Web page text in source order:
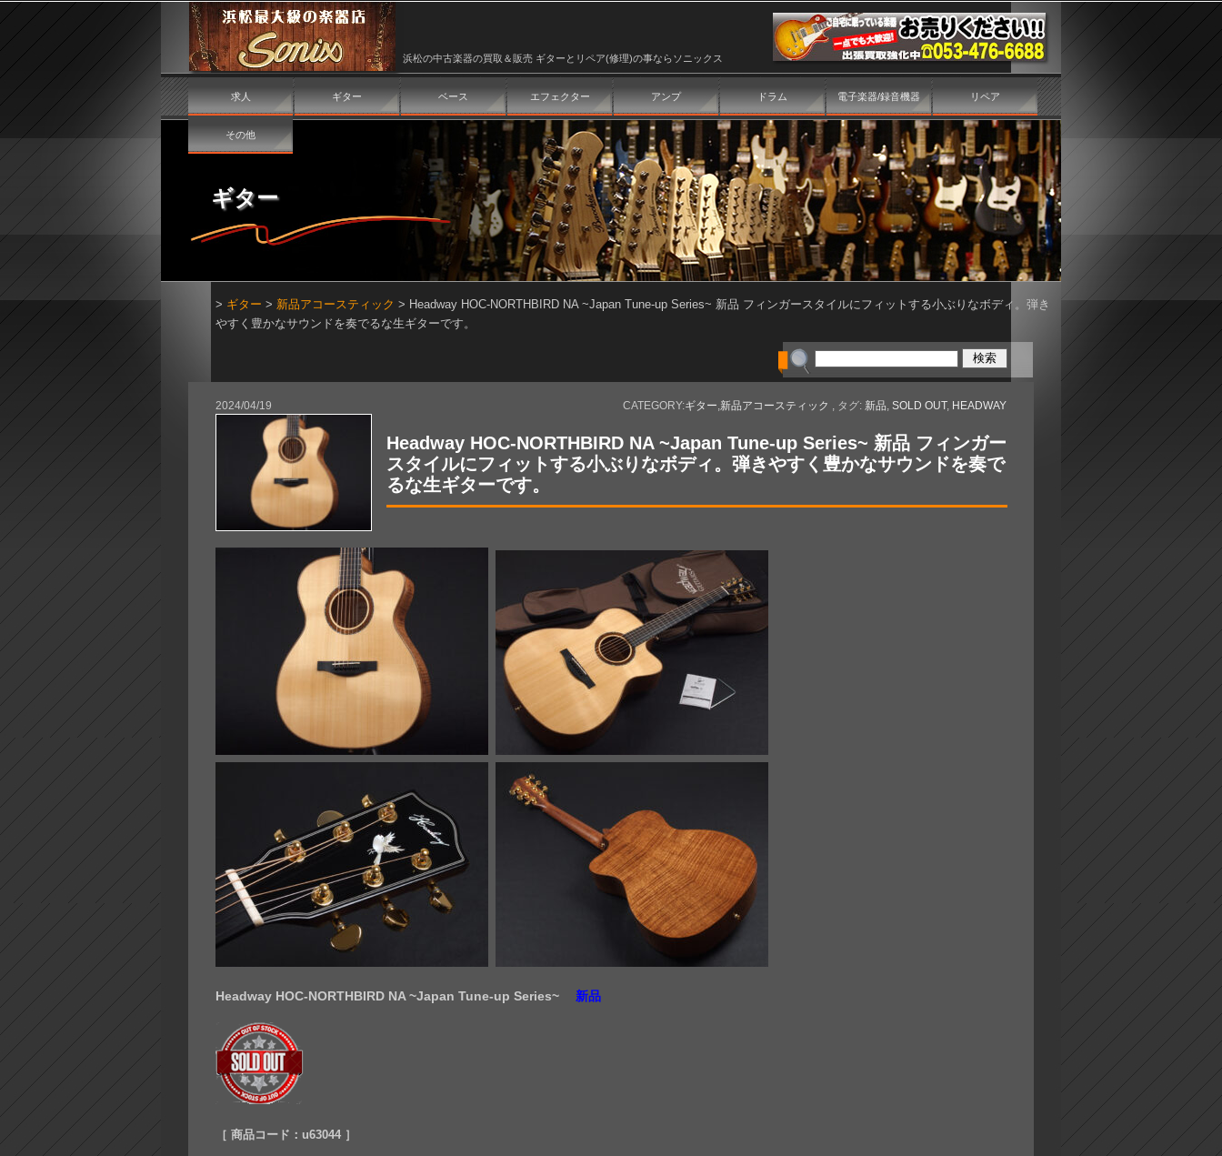
浜松の中古楽器の買取＆販売 ギターとリペア(修理)の事ならソニックス
求人 ギター ベース エフェクター アンプ ドラム 電子楽器/録音機器 リペア
その他
ギター
> ギター > 新品アコースティック > Headway HOC-NORTHBIRD NA ~Japan Tune-up Series~ 新品 フィンガースタイルにフィットする小ぶりなボディ。弾き
やすく豊かなサウンドを奏でるな生ギターです。
2024/04/19 CATEGORY:ギター 新品アコースティック , タグ: 新品 SOLD OUT, HEADWAY
Headway HOC-NORTHBIRD NA ~Japan Tune-up Series~ 新品 フィンガー
スタイルにフィットする小ぶりなボディ。弾きやすく豊かなサウンドを奏で
るな生ギターです。
Headway HOC-NORTHBIRD NA ~Japan Tune-up Series~ 新品
［ 商品コード：u63044 ］